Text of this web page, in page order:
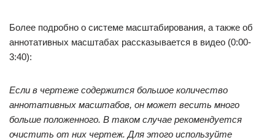
Более подробно о системе масштабирования, а также об
аннотативных масштабах рассказывается в видео (0:00-
3:40):
Если в чертеже содержится большое количество
аннотативных масштабов, он может весить много
больше положенного. В таком случае рекомендуется
очистить от них чертеж. Для этого используйте